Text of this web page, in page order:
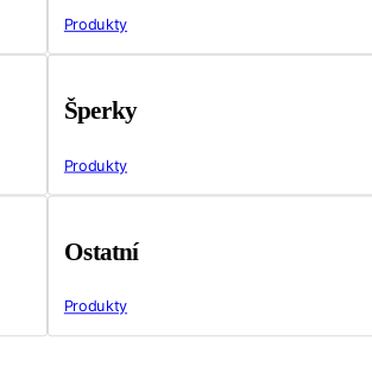
Produkty
Šperky
Produkty
Ostatní
Produkty